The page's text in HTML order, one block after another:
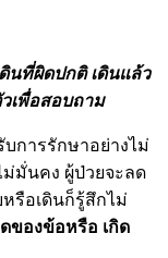
นที่ผิดปกติ เดินแล้ว
เพื่อสอบถาม
การรักษาอย่างไม่
มั่นคง ผู้ป่วยจะลด
รือเดินก็รู้สึกไม่
ของข้อหรือ เกิด